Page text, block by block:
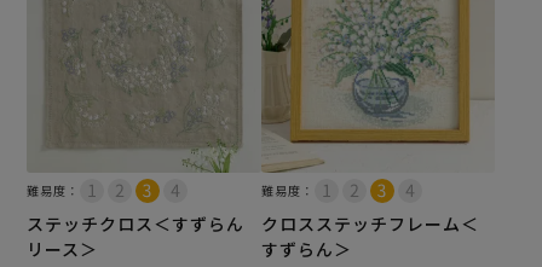
難易度：
ステッチクロス＜すずらん
リース＞
難易度：
クロスステッチフレーム＜
すずらん＞